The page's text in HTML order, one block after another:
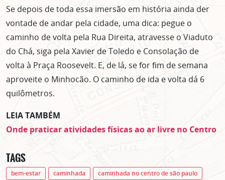
Se depois de toda essa imersão em história ainda der
vontade de andar pela cidade, uma dica: pegue o
caminho de volta pela Rua Direita, atravesse o Viaduto
do Chá, siga pela Xavier de Toledo e Consolação de
volta à Praça Roosevelt. E, de lá, se for fim de semana
aproveite o Minhocão. O caminho de ida e volta dá 6
quilômetros.
LEIA TAMBÉM
Onde praticar atividades físicas ao ar livre no Centro
TAGS
bem-estar caminhada
caminhada no centro de são paulo